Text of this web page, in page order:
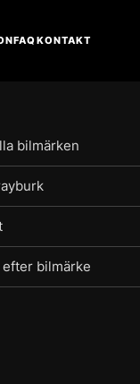
FAQKONTAKT
bilmärken
bilmärke